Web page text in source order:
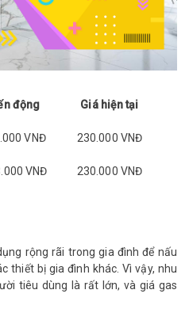
động
Giá hiện tại
VNĐ
230.000 VNĐ
VNĐ 230.000 VNĐ
rộng rãi trong gia đình để nấu
thiết bị gia đình khác. Vì vậy, nhu
tiêu dùng là rất lớn, và giá gas